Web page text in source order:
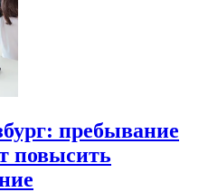
пребывание
повысить